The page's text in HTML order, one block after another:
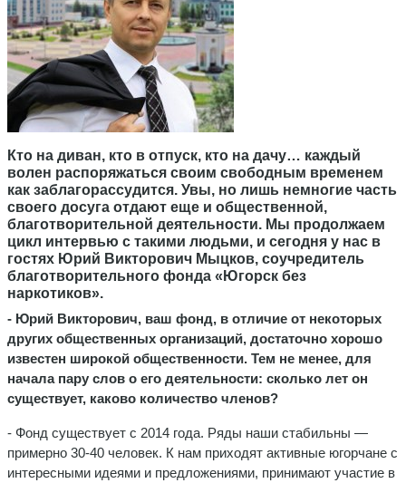
Кто на диван, кто в отпуск, кто на дачу… каждый
волен распоряжаться своим свободным временем
как заблагорассудится. Увы, но лишь немногие часть
своего досуга отдают еще и общественной,
благотворительной деятельности. Мы продолжаем
цикл интервью с такими людьми, и сегодня у нас в
гостях Юрий Викторович Мыцков, соучредитель
благотворительного фонда «Югорск без
наркотиков».
- Юрий Викторович, ваш фонд, в отличие от некоторых
других общественных организаций, достаточно хорошо
известен широкой общественности. Тем не менее, для
начала пару слов о его деятельности: сколько лет он
существует, каково количество членов?
- Фонд существует с 2014 года. Ряды наши стабильны —
примерно 30-40 человек. К нам приходят активные югорчане с
интересными идеями и предложениями, принимают участие в